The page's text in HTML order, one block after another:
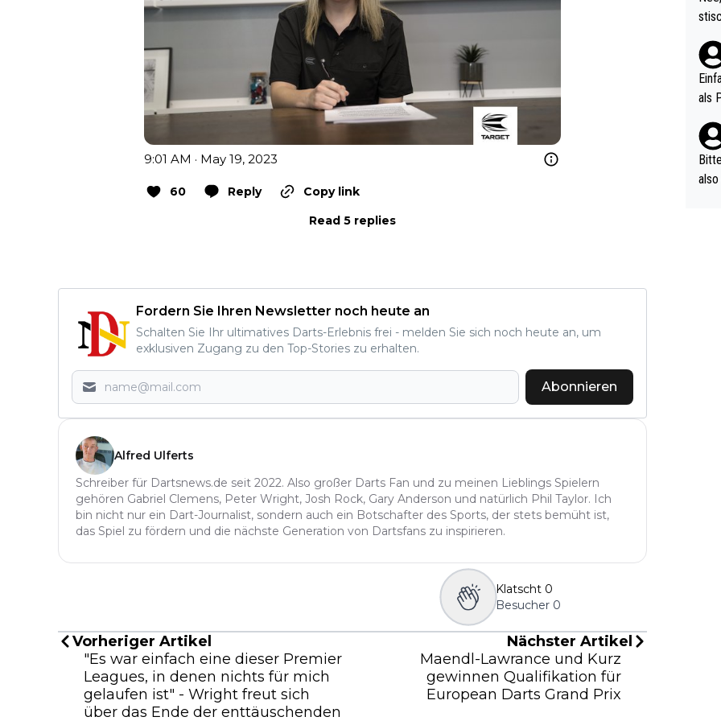
9:01 AM · May 19, 2023
60 Reply
Copy link
Read 5 replies
Fordern Sie Ihren Newsletter noch heute an
Schalten Sie Ihr ultimatives Darts-Erlebnis frei - melden Sie sich noch heute an, um
exklusiven Zugang zu den Top-Stories zu erhalten.
Abonnieren
Alfred Ulferts
Schreiber für Dartsnews.de seit 2022. Also großer Darts Fan und zu meinen Lieblings Spielern
gehören Gabriel Clemens, Peter Wright, Josh Rock, Gary Anderson und natürlich Phil Taylor. Ich
bin nicht nur ein Dart-Journalist, sondern auch ein Botschafter des Sports, der stets bemüht ist,
das Spiel zu fördern und die nächste Generation von Dartsfans zu inspirieren.
Klatscht 0
Besucher 0
Vorheriger Artikel
"Es war einfach eine dieser Premier
Leagues, in denen nichts für mich
gelaufen ist" - Wright freut sich
über das Ende der enttäuschenden
Nächster Artikel
Maendl-Lawrance und Kurz
gewinnen Qualifikation für
European Darts Grand Prix
(in
als
nes
ttler
vV
als